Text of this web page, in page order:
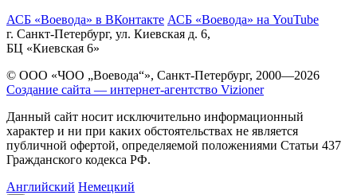
АСБ «Воевода» в ВКонтакте АСБ «Воевода» на YouTube
г. Санкт-Петербург, ул. Киевская д. 6,
БЦ «Киевская 6»
© ООО «ЧОО „Воевода“», Санкт-Петербург, 2000—2026
Создание сайта — интернет-агентство Vizioner
Данный сайт носит исключительно информационный
характер и ни при каких обстоятельствах не является
публичной офертой, определяемой положениями Статьи 437
Гражданского кодекса РФ.
Английский Немецкий